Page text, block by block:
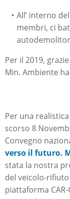
All’ interno
membri, ci
Per il 2019,
Min. Ambiente
Per una
scorso 8
Convegno
verso il futuro.
stata la nostra
del veicolo-
piattaforma